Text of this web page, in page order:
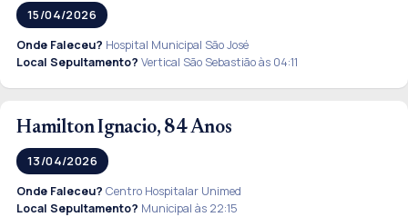
15/04/2026
Onde Faleceu? Hospital Municipal São José
Local Sepultamento? Vertical São Sebastião às 04:11
Hamilton Ignacio, 84 Anos
13/04/2026
Onde Faleceu? Centro Hospitalar Unimed
Local Sepultamento? Municipal às 22:15